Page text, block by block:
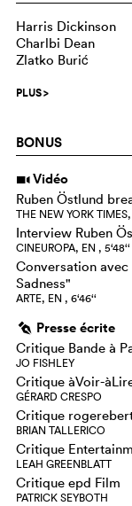
Harris Dickinson
Charlbi Dean
Zlatko Burić
PLUS>
BONUS
i Vidéo
Ruben Östlund
THE NEW YORK TIMES,
Interview Ruben
CINEUROPA, EN , 5‘48‘‘
Conversation
Sadness"
ARTE, EN , 6‘46‘‘
g Presse écrite
Critique Bande à
JO FISHLEY
Critique àVoir-
GÉRARD CRESPO
Critique
BRIAN TALLERICO
Critique
LEAH GREENBLATT
Critique epd Film
PATRICK SEYBOTH